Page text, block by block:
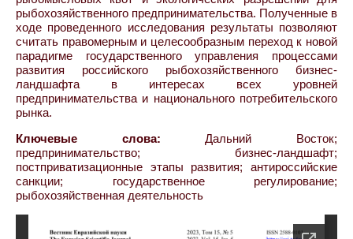
рыбохозяйственного предпринимательства. Полученные в
ходе проведенного исследования результаты позволяют
считать правомерным и целесообразным переход к новой
парадигме государственного управления процессами
развития российского рыбохозяйственного бизнес-
ландшафта в интересах всех уровней
предпринимательства и национального потребительского
рынка.
Ключевые слова: Дальний Восток;
предпринимательство; бизнес-ландшафт;
постприватизационные этапы развития; антироссийские
санкции; государственное регулирование;
рыбохозяйственная деятельность